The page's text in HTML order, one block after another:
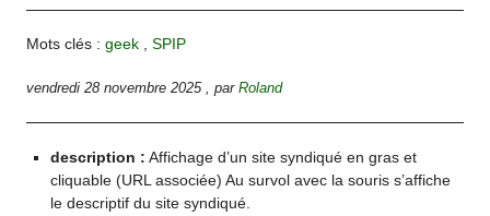
Mots clés :geek ,SPIP
vendredi 28 novembre 2025 ,parRoland
description : Affichage d’un site syndiqué en gras et
cliquable (URL associée) Au survol avec la souris s’affiche
le descriptif du site syndiqué.